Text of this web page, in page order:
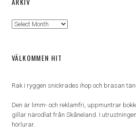
Arkiv
VÄLKOMMEN HIT
Rak i ryggen snickrades ihop och brasan
Den är limm- och reklamfri, uppmuntrar
gillar närodlat från Skåneland. I
hörlurar.